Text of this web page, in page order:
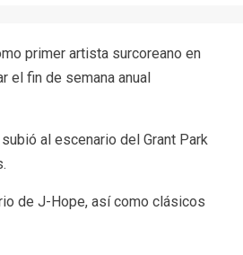
primer artista surcoreano en
el fin de semana anual
al escenario del Grant Park
de J-Hope, así como clásicos